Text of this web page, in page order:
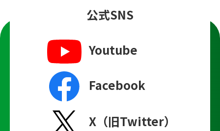
公式SNS
Youtube
Facebook
X（旧Twitter）